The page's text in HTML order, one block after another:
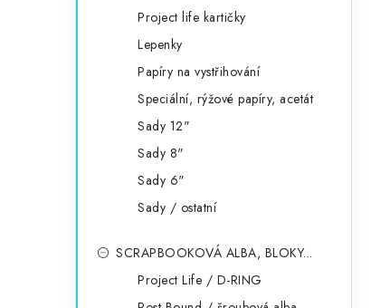
Project life kartičky
Lepenky
Papíry na vystřihování
Speciální, rýžové papíry, acetát
Sady 12"
Sady 8"
Sady 6"
Sady / ostatní
SCRAPBOOKOVÁ ALBA, BLOKY...
Project Life / D-RING